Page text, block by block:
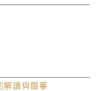
解讀與臨摹